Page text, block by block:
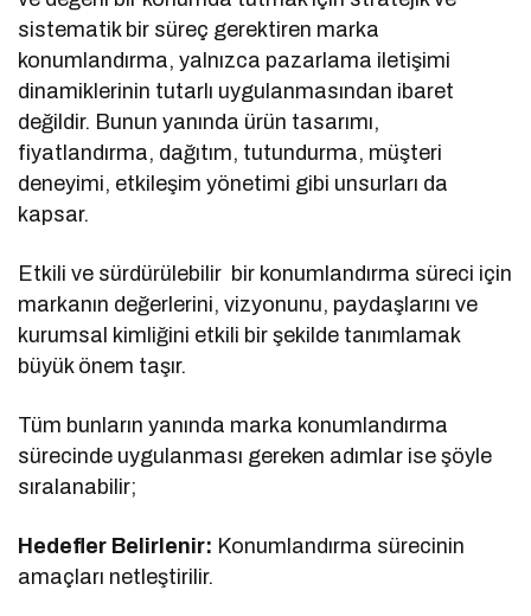
sistematik bir süreç gerektiren marka
konumlandırma, yalnızca pazarlama iletişimi
dinamiklerinin tutarlı uygulanmasından ibaret
değildir. Bunun yanında ürün tasarımı,
fiyatlandırma, dağıtım, tutundurma, müşteri
deneyimi, etkileşim yönetimi gibi unsurları da
kapsar.
Etkili ve sürdürülebilir bir konumlandırma süreci için
markanın değerlerini, vizyonunu, paydaşlarını ve
kurumsal kimliğini etkili bir şekilde tanımlamak
büyük önem taşır.
Tüm bunların yanında marka konumlandırma
sürecinde uygulanması gereken adımlar ise şöyle
sıralanabilir;
Hedefler Belirlenir: Konumlandırma sürecinin
amaçları netleştirilir.